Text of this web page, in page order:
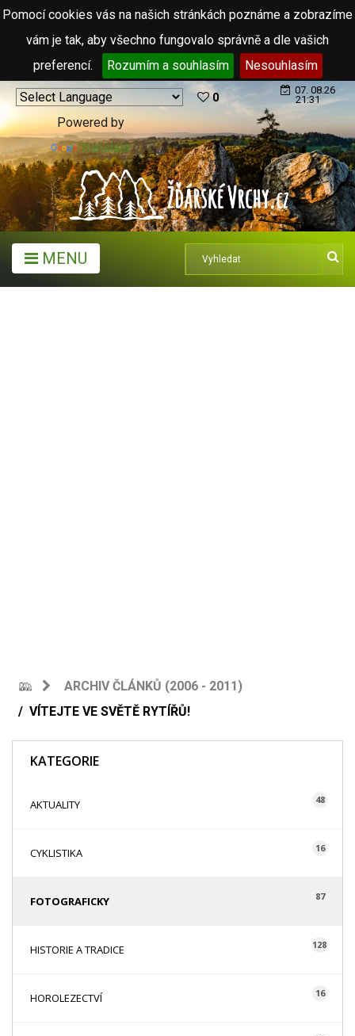
Pomocí cookies vás na našich stránkách poznáme a zobrazíme
vám je tak, aby všechno fungovalo správně a dle vašich
preferencí.
Rozumím a souhlasím Nesouhlasím
Powered by
Translate
0
07. 08.26
21:31
MENU
ARCHIV ČLÁNKŮ (2006 - 2011)
VÍTEJTE VE SVĚTĚ RYTÍŘŮ!
KATEGORIE
AKTUALITY 48
CYKLISTIKA 16
FOTOGRAFICKY 87
HISTORIE A TRADICE 128
HOROLEZECTVÍ 16